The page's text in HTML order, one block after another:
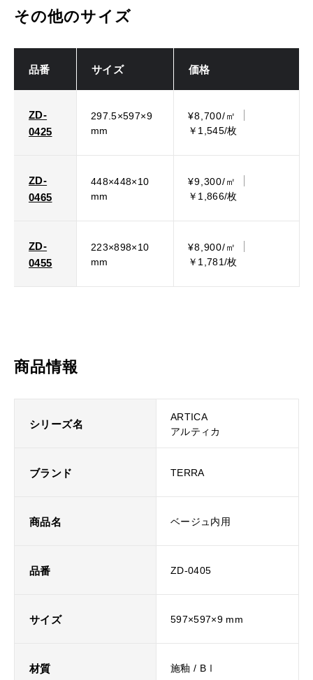
その他のサイズ
品番 サイズ 価格
ZD-
0425
297.5×597×9
mm
¥8,700/㎡
￥1,545/枚
ZD-
0465
448×448×10
mm
¥9,300/㎡
￥1,866/枚
ZD-
0455
223×898×10
mm
¥8,900/㎡
￥1,781/枚
商品情報
シリーズ名
ARTICA
アルティカ
ブランド TERRA
商品名 ベージュ内用
品番 ZD-0405
サイズ 597×597×9 mm
材質 施釉 / BⅠ